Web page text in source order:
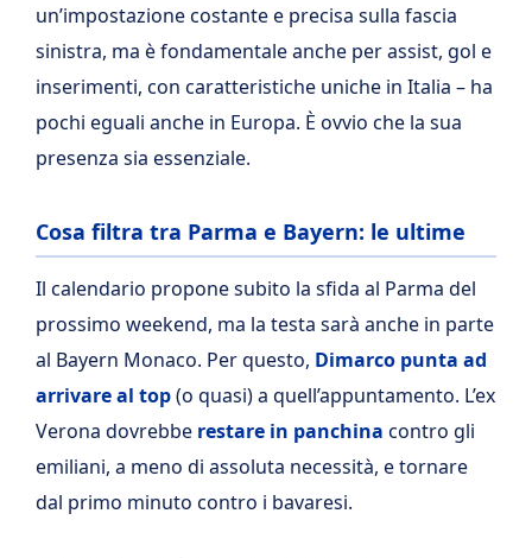
un’impostazione costante e precisa sulla fascia
sinistra, ma è fondamentale anche per assist, gol e
inserimenti, con caratteristiche uniche in Italia – ha
pochi eguali anche in Europa. È ovvio che la sua
presenza sia essenziale.
Cosa filtra tra Parma e Bayern: le ultime
Il calendario propone subito la sfida al Parma del
prossimo weekend, ma la testa sarà anche in parte
al Bayern Monaco. Per questo, Dimarco punta ad
arrivare al top(o quasi) a quell’appuntamento. L’ex
Verona dovrebbe restare in panchina contro gli
emiliani, a meno di assoluta necessità, e tornare
dal primo minuto contro i bavaresi.